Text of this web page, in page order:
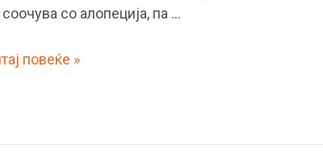
соочува со алопеција, па …
повеќе »